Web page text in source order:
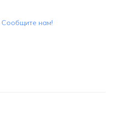
Сообщите нам!